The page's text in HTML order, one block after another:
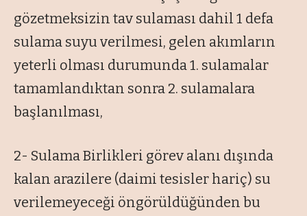
gözetmeksizin tav sulaması dahil 1 defa
sulama suyu verilmesi, gelen akımların
yeterli olması durumunda 1. sulamalar
tamamlandıktan sonra 2. sulamalara
başlanılması,
2- Sulama Birlikleri görev alanı dışında
kalan arazilere (daimi tesisler hariç) su
verilemeyeceği öngörüldüğünden bu